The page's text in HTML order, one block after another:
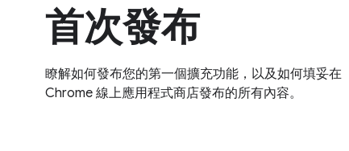
首次發布
瞭解如何發布您的第一個擴充功能，以及如何填妥在
Chrome 線上應用程式商店發布的所有內容。